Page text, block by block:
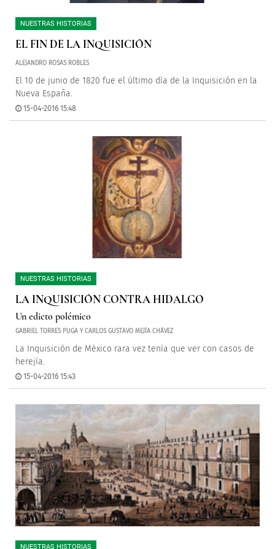
NUESTRAS HISTORIAS
EL FIN DE LA INQUISICIÓN
ALEJANDRO ROSAS ROBLES
El 10 de junio de 1820 fue el último día de la Inquisición en la
Nueva España.
15-04-2016 15:48
NUESTRAS HISTORIAS
LA INQUISICIÓN CONTRA HIDALGO
Un edicto polémico
GABRIEL TORRES PUGA Y CARLOS GUSTAVO MEJÍA CHÁVEZ
La Inquisición de México rara vez tenía que ver con casos de
herejía.
15-04-2016 15:43
NUESTRAS HISTORIAS